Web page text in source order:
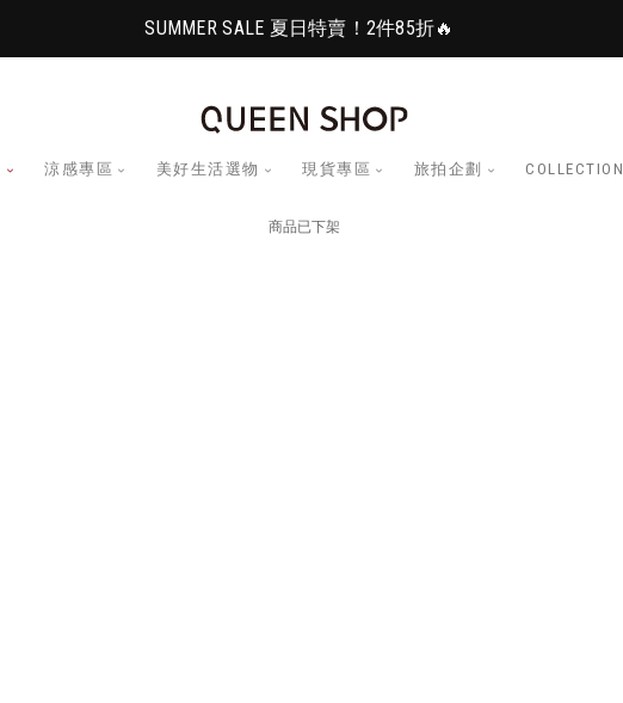
SUMMER SALE 夏日特賣！2件85折🔥
涼感專區 美好生活選物 現貨專區 旅拍企劃 COLLECTION
商品已下架